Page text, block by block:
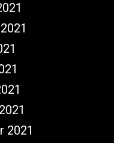
2021